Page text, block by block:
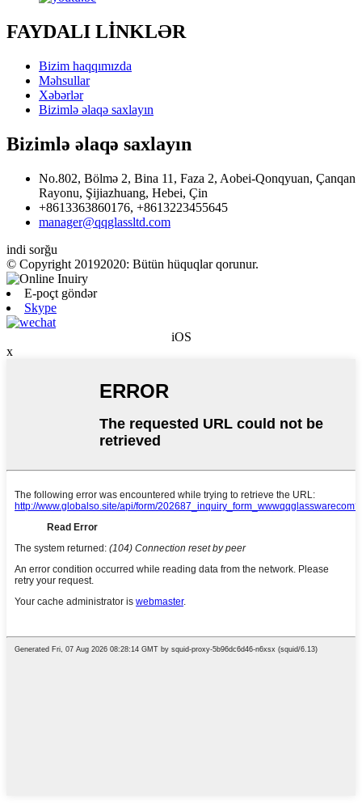
FAYDALI LİNKLƏR
Bizim haqqımızda
Məhsullar
Xəbərlər
Bizimlə əlaqə saxlayın
Bizimlə əlaqə saxlayın
No.802, Bölmə 2, Bina 11, Faza 2, Aobei-Qonqyuan, Çanqan
Rayonu, Şijiazhuang, Hebei, Çin
+8613363860176, +8613223455645
manager@qqglassltd.com
indi sorğu
© Copyright 20192020: Bütün hüquqlar qorunur.
E-poçt göndər
Skype
iOS
x